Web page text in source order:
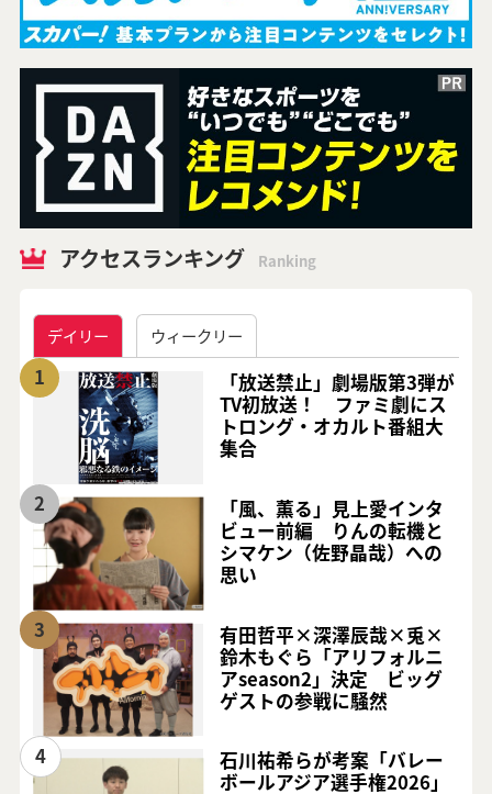
アクセスランキング Ranking
デイリー ウィークリー
1
「放送禁止」劇場版第3弾が
TV初放送！ ファミ劇にス
トロング・オカルト番組大
集合
2
「風、薫る」見上愛インタ
ビュー前編 りんの転機と
シマケン（佐野晶哉）への
思い
3
有田哲平×深澤辰哉×兎×
鈴木もぐら「アリフォルニ
アseason2」決定 ビッグ
ゲストの参戦に騒然
4
石川祐希らが考案「バレー
ボールアジア選手権2026」